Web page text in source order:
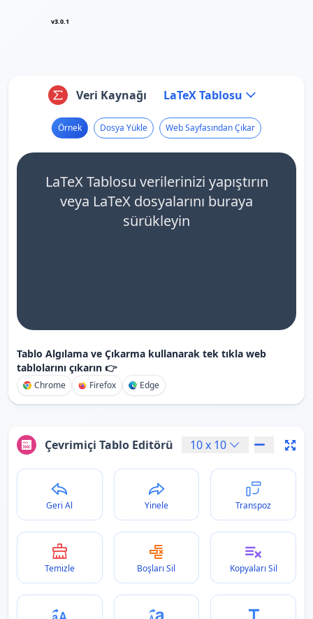
v3.0.1
Veri Kaynağı LaTeX Tablosu
Örnek Dosya Yükle Web Sayfasından Çıkar
LaTeX Tablosu verilerinizi yapıştırın
veya LaTeX dosyalarını buraya
sürükleyin
Tablo Algılama ve Çıkarma kullanarak tek tıkla web
tablolarını çıkarın 👉
Chrome Firefox Edge
Çevrimiçi Tablo Editörü 10x 10
Geri Al Yinele Transpoz
Temizle Boşları Sil Kopyaları Sil